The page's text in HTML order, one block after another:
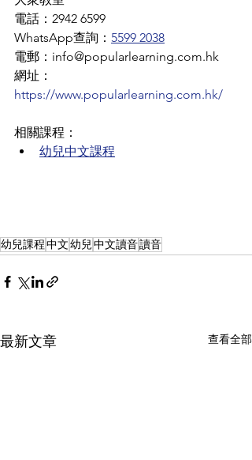
電話：2942 6599
WhatsApp查詢： 5599 2038
電郵：info@popularlearning.com.hk
網址：
https://www.popularlearning.com.hk/
相關課程：
幼兒中文課程
幼兒課程中文幼兒中文讀音讀音
最新文章 查看全部